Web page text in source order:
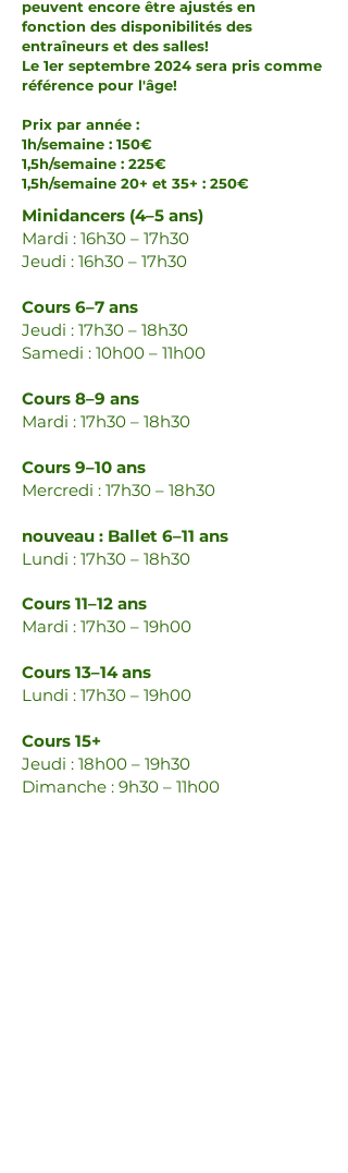
peuvent encore être ajustés en
fonction des disponibilités des
entraîneurs et des salles!
Le 1er septembre 2024 sera pris comme
référence pour l'âge!
Prix par année :
1h/semaine : 150€
1,5h/semaine : 225€
1,5h/semaine 20+ et 35+ : 250€
Minidancers (4–5 ans)
Mardi : 16h30 – 17h30
Jeudi : 16h30 – 17h30
Cours 6–7 ans
Jeudi : 17h30 – 18h30
Samedi : 10h00 – 11h00
Cours 8–9 ans
Mardi : 17h30 – 18h30
Cours 9–10 ans
Mercredi : 17h30 – 18h30
nouveau : Ballet 6–11 ans
Lundi : 17h30 – 18h30
Cours 11–12 ans
Mardi : 17h30 – 19h00
Cours 13–14 ans
Lundi : 17h30 – 19h00
Cours 15+
Jeudi : 18h00 – 19h30
Dimanche : 9h30 – 11h00